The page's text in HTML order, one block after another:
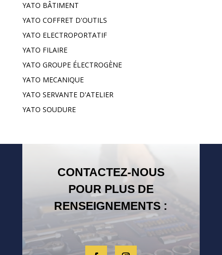
YATO BÂTIMENT
YATO COFFRET D'OUTILS
YATO ELECTROPORTATIF
YATO FILAIRE
YATO GROUPE ÉLECTROGÈNE
YATO MECANIQUE
YATO SERVANTE D'ATELIER
YATO SOUDURE
CONTACTEZ-NOUS
POUR PLUS DE
RENSEIGNEMENTS :